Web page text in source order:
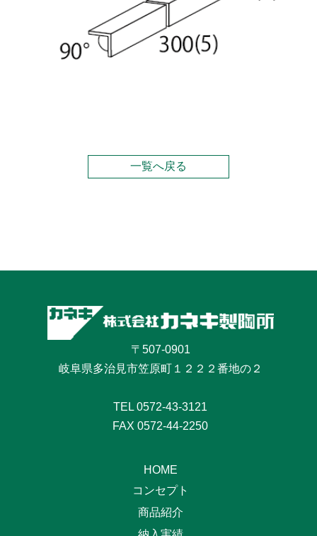
一覧へ戻る
〒507-0901
岐阜県多治見市笠原町１２２２番地の２
TEL 0572-43-3121
FAX 0572-44-2250
HOME
コンセプト
商品紹介